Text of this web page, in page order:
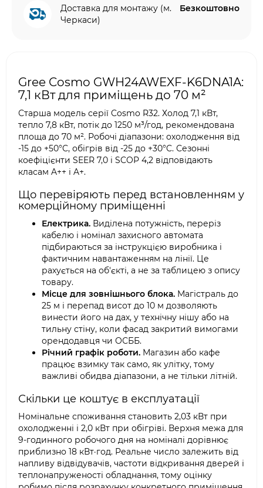
Доставка для монтажу (м.
Черкаси)
Безкоштовно
Gree Cosmo GWH24AWEXF-K6DNA1A:
7,1 кВт для приміщень до 70 м²
Старша модель серії Cosmo R32. Холод 7,1 кВт,
тепло 7,8 кВт, потік до 1250 м³/год, рекомендована
площа до 70 м². Робочі діапазони: охолодження від
-15 до +50°C, обігрів від -25 до +30°C. Сезонні
коефіцієнти SEER 7,0 і SCOP 4,2 відповідають
класам A++ і A+.
Що перевіряють перед встановленням у
комерційному приміщенні
Електрика. Виділена потужність, переріз
кабелю і номінал захисного автомата
підбираються за інструкцією виробника і
фактичним навантаженням на лінії. Це
рахується на об'єкті, а не за таблицею з опису
товару.
Місце для зовнішнього блока. Магістраль до
25 м і перепад висот до 10 м дозволяють
винести його на дах, у технічну нішу або на
тильну стіну, коли фасад закритий вимогами
орендодавця чи ОСББ.
Річний графік роботи. Магазин або кафе
працює взимку так само, як улітку, тому
важливі обидва діапазони, а не тільки літній.
Скільки це коштує в експлуатації
Номінальне споживання становить 2,03 кВт при
охолодженні і 2,0 кВт при обігріві. Верхня межа для
9-годинного робочого дня на номіналі дорівнює
приблизно 18 кВт·год. Реальне число залежить від
напливу відвідувачів, частоти відкривання дверей і
теплонапруженості обладнання, тому оцінку